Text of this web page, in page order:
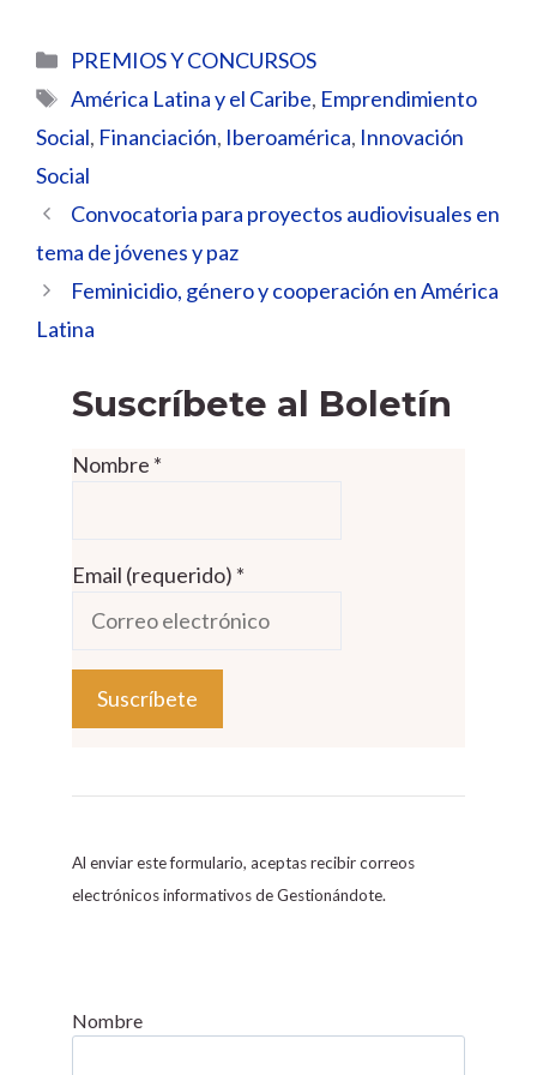
Categorías
PREMIOS Y CONCURSOS
Etiquetas
América Latina y el Caribe, Emprendimiento
Social, Financiación, Iberoamérica, Innovación
Social
Convocatoria para proyectos audiovisuales en
tema de jóvenes y paz
Feminicidio, género y cooperación en América
Latina
Suscríbete al Boletín
Nombre *
Email (requerido) *
o
s
t
C
Al enviar este formulario, aceptas recibir correos
electrónicos informativos de Gestionándote.
Nombre